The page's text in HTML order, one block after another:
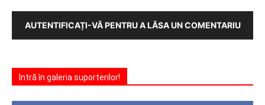
AUTENTIFICAȚI-VĂ PENTRU A LĂSA UN COMENTARIU
Intră în galeria suporterilor!